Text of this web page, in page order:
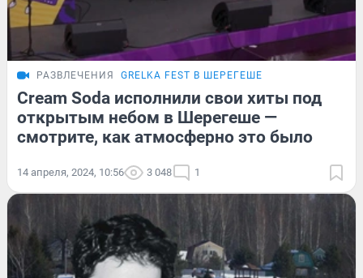
РАЗВЛЕЧЕНИЯ GRELKA FEST В ШЕРЕГЕШЕ
Cream Soda исполнили свои хиты под
открытым небом в Шерегеше —
смотрите, как атмосферно это было
14 апреля, 2024, 10:56 3 048 1